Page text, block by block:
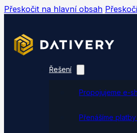
Přeskočit na hlavní obsah
Řešení
Propojujeme e-
Přenášíme